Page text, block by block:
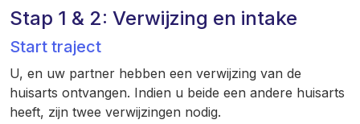
Stap 1 & 2: Verwijzing en intake
Start traject
U, en uw partner hebben een verwijzing van de
huisarts ontvangen. Indien u beide een andere huisarts
heeft, zijn twee verwijzingen nodig.